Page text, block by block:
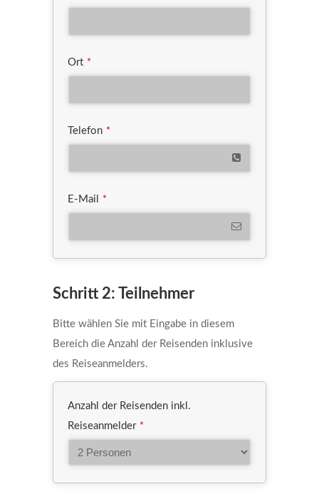
Ort *
Telefon *
E-Mail *
Schritt 2: Teilnehmer
Bitte wählen Sie mit Eingabe in diesem
Bereich die Anzahl der Reisenden inklusive
des Reiseanmelders.
Anzahl der Reisenden inkl.
Reiseanmelder *